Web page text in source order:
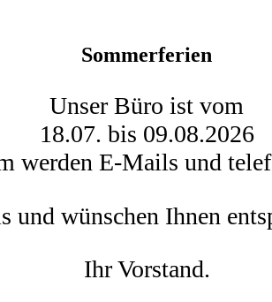
Sommerferien
Unser Büro ist vom
18.07. bis 09.08.2026
werden E-Mails und
und wünschen Ihnen
Ihr Vorstand.